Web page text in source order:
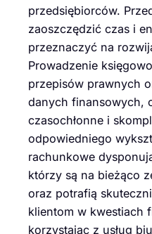
przedsiębiorców.
zaoszczędzić czas i
przeznaczyć na
Prowadzenie
przepisów prawnych
danych finansowych,
czasochłonne i
odpowiedniego
rachunkowe
którzy są na bieżąco
oraz potrafią
klientom w kwestiach
korzystając z usług